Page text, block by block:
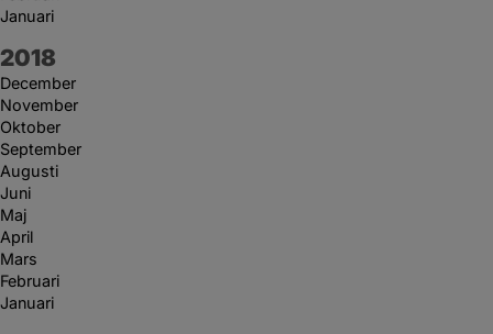
Januari
År:
2018
December
November
Oktober
September
Augusti
Juni
Maj
April
Mars
Februari
Januari